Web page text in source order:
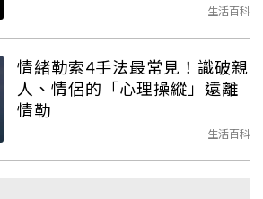
生活百科
情緒勒索4手法最常見！識破親
人、情侶的「心理操縱」遠離
情勒
生活百科